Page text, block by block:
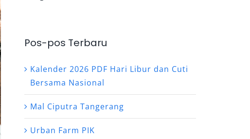
Pos-pos Terbaru
Kalender 2026 PDF Hari Libur dan Cuti
Bersama Nasional
Mal Ciputra Tangerang
Urban Farm PIK